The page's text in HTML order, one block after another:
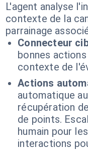
L'agent analyse
contexte de la
parrainage
Connecteur
bonnes
contexte de
Actions
automatique
récupération
de points.
humain pour
interactions